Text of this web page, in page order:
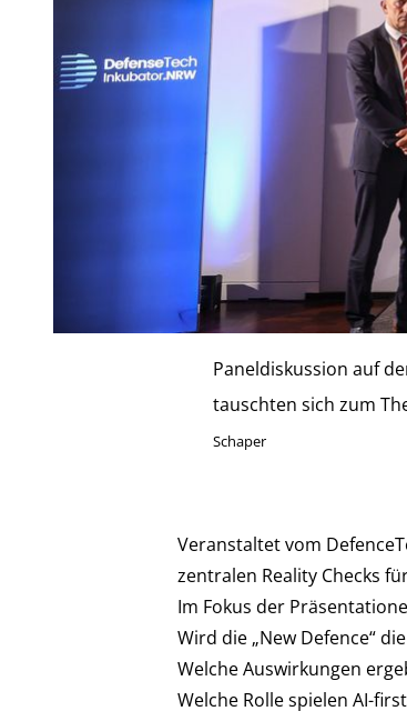
Paneldiskussion auf
tauschten sich zum
Schaper
Veranstaltet vom
zentralen Reality Checks
Im Fokus der
Wird die „New Defence“
Welche Auswirkungen
Welche Rolle spielen AI-